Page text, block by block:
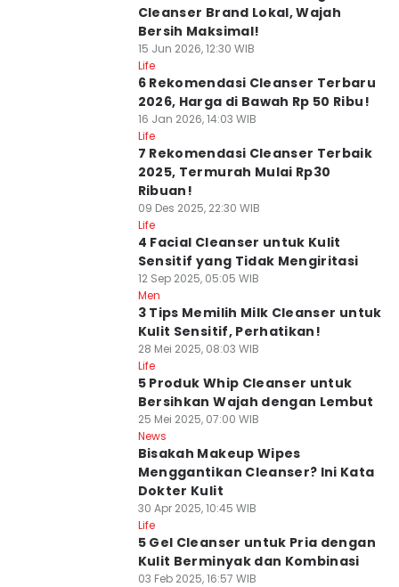
Cleanser Brand Lokal, Wajah
Bersih Maksimal!
15 Jun 2026, 12:30 WIB
Life
6 Rekomendasi Cleanser Terbaru
2026, Harga di Bawah Rp 50 Ribu!
16 Jan 2026, 14:03 WIB
Life
7 Rekomendasi Cleanser Terbaik
2025, Termurah Mulai Rp30
Ribuan!
09 Des 2025, 22:30 WIB
Life
4 Facial Cleanser untuk Kulit
Sensitif yang Tidak Mengiritasi
12 Sep 2025, 05:05 WIB
Men
3 Tips Memilih Milk Cleanser untuk
Kulit Sensitif, Perhatikan!
28 Mei 2025, 08:03 WIB
Life
5 Produk Whip Cleanser untuk
Bersihkan Wajah dengan Lembut
25 Mei 2025, 07:00 WIB
News
Bisakah Makeup Wipes
Menggantikan Cleanser? Ini Kata
Dokter Kulit
30 Apr 2025, 10:45 WIB
Life
5 Gel Cleanser untuk Pria dengan
Kulit Berminyak dan Kombinasi
03 Feb 2025, 16:57 WIB